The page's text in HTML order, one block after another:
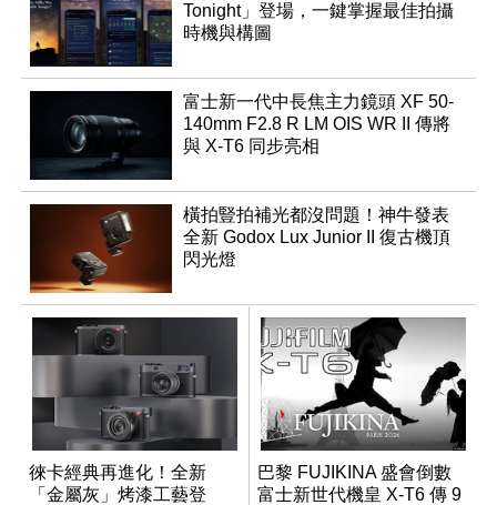
Tonight」登場，一鍵掌握最佳拍攝
時機與構圖
富士新一代中長焦主力鏡頭 XF 50-
140mm F2.8 R LM OIS WR II 傳將
與 X-T6 同步亮相
橫拍豎拍補光都沒問題！神牛發表
全新 Godox Lux Junior II 復古機頂
閃光燈
徠卡經典再進化！全新
「金屬灰」烤漆工藝登
巴黎 FUJIKINA 盛會倒數
富士新世代機皇 X-T6 傳 9